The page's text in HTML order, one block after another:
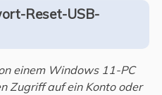
Reset-USB-
einem Windows 11-PC
Zugriff auf ein Konto oder